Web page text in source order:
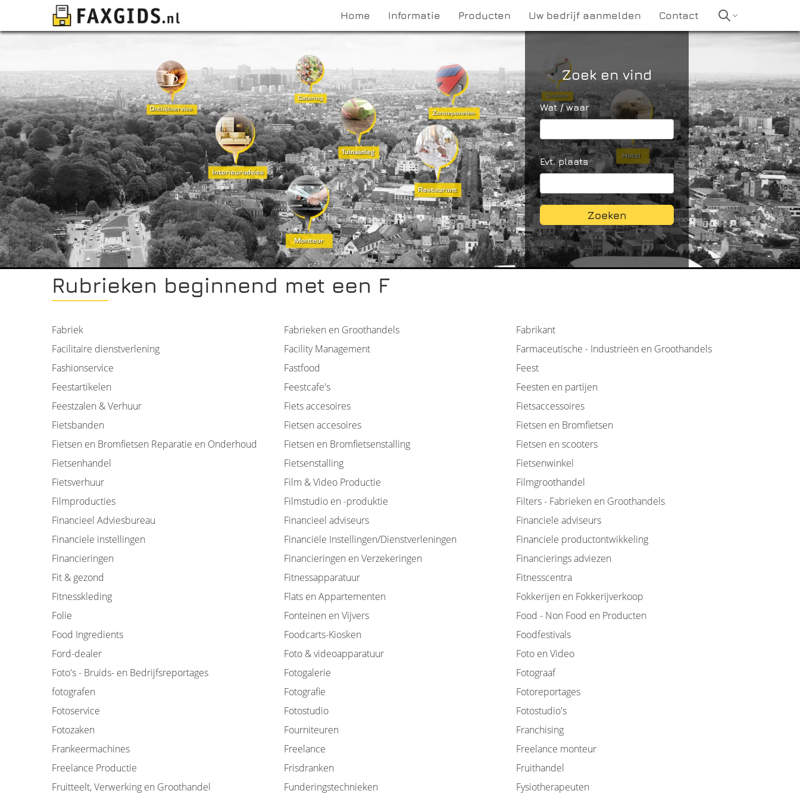
Home Informatie Producten Uw bedrijf aanmelden Contact
Zoek en vind
Wat / waar
Evt. plaats
Zoeken
Rubrieken beginnend met een F
Fabriek Fabrieken en Groothandels
Fabrikant
Facilitaire dienstverlening
Facility Management
Farmaceutische - Industrieën en Groothandels
Fashionservice
Fastfood
Feest
Feestartikelen
Feestcafe's
Feesten en partijen
Feestzalen & Verhuur
Fiets accesoires
Fietsaccessoires
Fietsbanden
Fietsen accesoires
Fietsen en Bromfietsen
Fietsen en Bromfietsen Reparatie en Onderhoud
Fietsen en Bromfietsenstalling
Fietsen en scooters
Fietsenhandel
Fietsenstalling
Fietsenwinkel
Fietsverhuur
Film & Video Productie
Filmgroothandel
Filmproducties
Filmstudio en -produktie
Filters - Fabrieken en Groothandels
Financieel Adviesbureau
Financieel adviseurs
Financiele adviseurs
Financiele instellingen
Financiële Instellingen/Dienstverleningen
Financiele productontwikkeling
Financieringen
Financieringen en Verzekeringen
Financierings adviezen
Fit & gezond
Fitnessapparatuur
Fitnesscentra
Fitnesskleding
Flats en Appartementen
Fokkerijen en Fokkerijverkoop
Folie
Fonteinen en Vijvers
Food - Non Food en Producten
Food Ingredients
Foodcarts-Kiosken
Foodfestivals
Ford-dealer
Foto & videoapparatuur
Foto en Video
Foto's - Bruids- en Bedrijfsreportages
Fotogalerie
Fotograaf
fotografen
Fotografie
Fotoreportages
Fotoservice
Fotostudio
Fotostudio's
Fotozaken
Fourniteuren
Franchising
Frankeermachines
Freelance
Freelance monteur
Freelance Productie
Frisdranken
Fruithandel
Fruitteelt, Verwerking en Groothandel
Funderingstechnieken
Fysiotherapeuten